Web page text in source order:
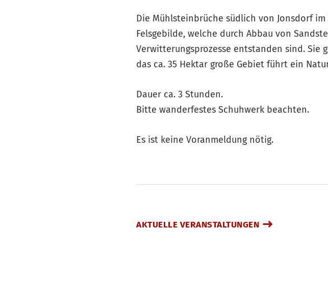
Die Mühlsteinbrüche südlich von Jonsdorf
Felsgebilde, welche durch Abbau von
Verwitterungsprozesse entstanden sind. Sie
das ca. 35 Hektar große Gebiet führt ein
Dauer ca. 3 Stunden.
Bitte wanderfestes Schuhwerk beachten.
Es ist keine Voranmeldung nötig.
AKTUELLE VERANSTALTUNGEN